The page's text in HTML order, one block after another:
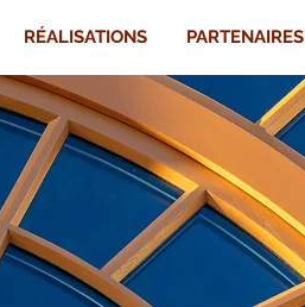
RÉALISATIONS PARTENAIRES